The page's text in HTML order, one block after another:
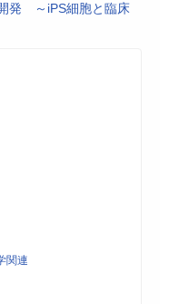
発 ～iPS細胞と臨床
関連